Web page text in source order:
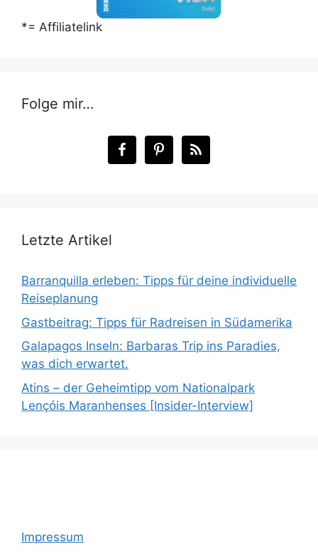
*= Affiliatelink
Folge mir…
Letzte Artikel
Barranquilla erleben: Tipps für deine individuelle
Reiseplanung
Gastbeitrag: Tipps für Radreisen in Südamerika
Galapagos Inseln: Barbaras Trip ins Paradies,
was dich erwartet.
Atins – der Geheimtipp vom Nationalpark
Lençóis Maranhenses [Insider-Interview]
Impressum